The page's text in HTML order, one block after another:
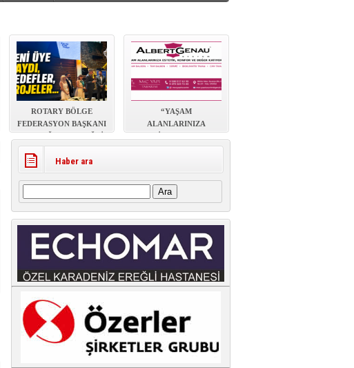
ROTARY BÖLGE
FEDERASYON BAŞKANI
ZİYARETİ
“YAŞAM
ALANLARINIZA
DEĞER KATIYORUZ”
Haber ara
Arama: